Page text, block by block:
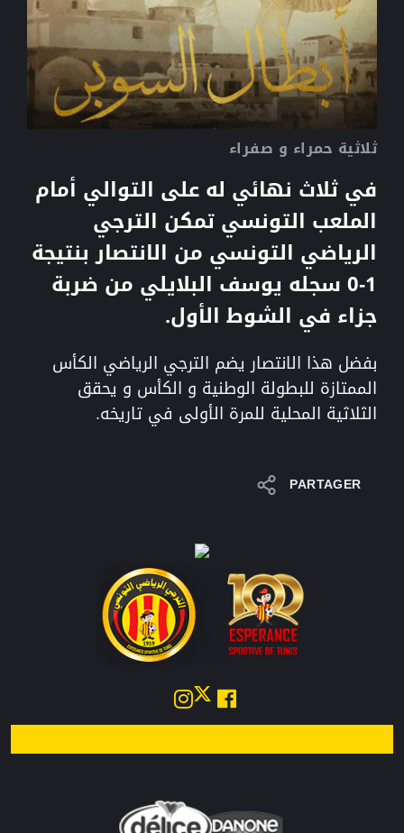
ثلاثية حمراء و صفراء
في ثلاث نهائي له على التوالي أمام
الملعب التونسي تمكن الترجي
الرياضي التونسي من الانتصار بنتيجة
1-0 سجله يوسف البلايلي من ضربة
جزاء في الشوط الأول.
بفضل هذا الانتصار يضم الترجي الرياضي الكأس
الممتازة للبطولة الوطنية و الكأس و يحقق
الثلاثية المحلية للمرة الأولى في تاريخه.
PARTAGER